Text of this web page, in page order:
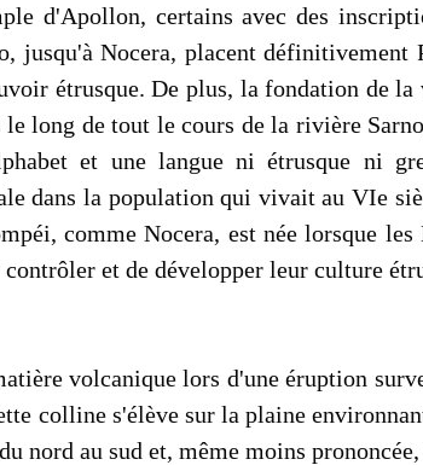
d'Apollon, certains avec des
jusqu'à Nocera, placent définitivement
étrusque. De plus, la fondation de
long de tout le cours de la rivière
et une langue ni étrusque ni
dans la population qui vivait au VIe
comme Nocera, est née lorsque les
et de développer leur culture
volcanique lors d'une éruption
colline s'élève sur la plaine
nord au sud et, même moins